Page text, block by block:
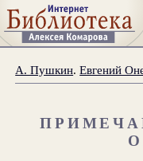
А. Пушкин.Евгений